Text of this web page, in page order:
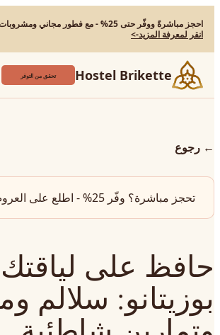
احجز مباشرةً ووفّر حتى 25% - مع فطور مجاني ومشروبات!
انقر لمعرفة المزيد->
Hostel Brikette تحقق من التوفر
← رجوع
تحجز مباشرة؟ وفّر 25% - اطلع على العروض
حافظ على
بوزيتانو: سلالم